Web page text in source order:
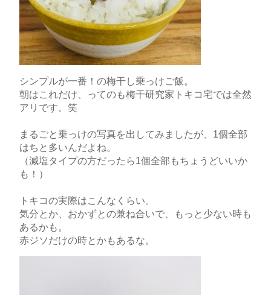
シンプルが一番！の梅干し乗っけご飯。
朝はこれだけ、ってのも梅干研究家トキコ宅では全然
アリです。笑
まるごと乗っけの写真を出してみましたが、1個全部
はちと多いんだよね。
（減塩タイプの方だったら1個全部もちょうどいいか
も！）
トキコの実際はこんなくらい。
気分とか、おかずとの兼ね合いで、もっと少ない時も
あるかも。
赤ジソだけの時とかもあるな。